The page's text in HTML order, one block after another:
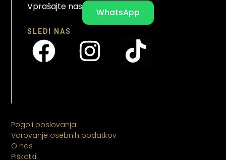
Vprašajte nas
WhatsApp
SLEDI NAS
Pogoji poslovanja
Varovanje osebnih podatkov
O nas
Piškotki